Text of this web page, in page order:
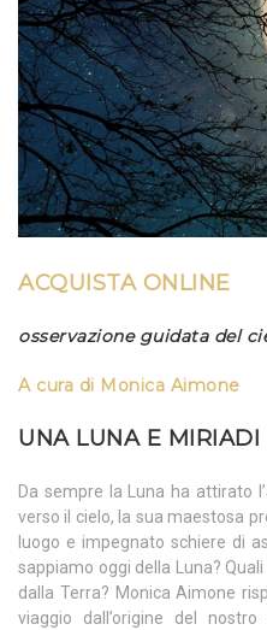
ACQUISTA ONLINE
osservazione guidata del
A cura di Monica Aimone
UNA LUNA E MIRIADI
Da sempre la Luna ha attirato
verso il cielo, la sua maestosa
luogo e impegnato schiere di
sappiamo oggi della Luna?
dalla Terra? Monica Aimone
viaggio dall’origine del